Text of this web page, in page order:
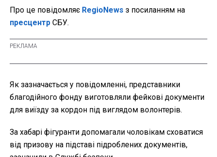
Про це повідомляє RegioNews з посиланням на
пресцентр СБУ.
Як зазначається у повідомленні, представники
благодійного фонду виготовляли фейкові документи
для виїзду за кордон під виглядом волонтерів.
За хабарі фігуранти допомагали чоловікам сховатися
від призову на підставі підроблених документів,